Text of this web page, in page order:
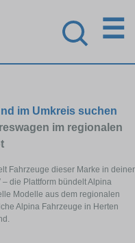
☰
im Umkreis suchen
im regionalen
Fahrzeuge dieser Marke in deiner
die Plattform bündelt Alpina
Modelle aus dem regionalen
Alpina Fahrzeuge in Herten